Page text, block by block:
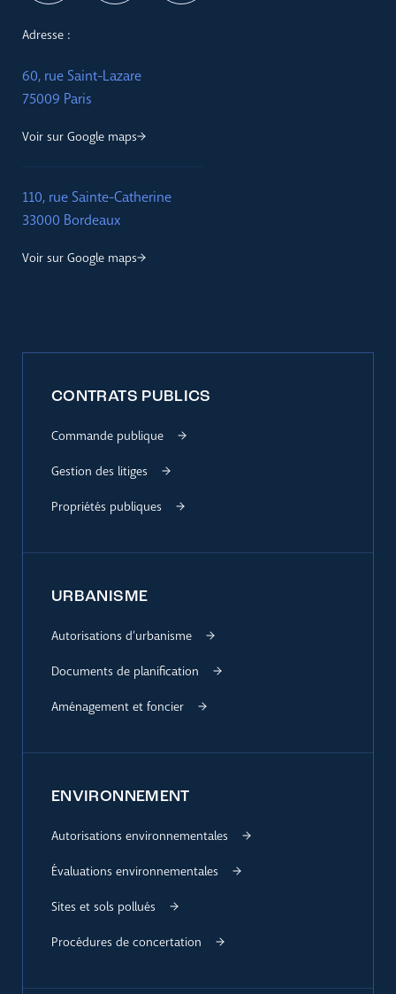
Adresse :
60, rue Saint-Lazare
75009 Paris
Voir sur Google maps
110, rue Sainte-Catherine
33000 Bordeaux
Voir sur Google maps
CONTRATS PUBLICS
Commande publique
Gestion des litiges
Propriétés publiques
URBANISME
Autorisations d’urbanisme
Documents de planification
Aménagement et foncier
ENVIRONNEMENT
Autorisations environnementales
Évaluations environnementales
Sites et sols pollués
Procédures de concertation